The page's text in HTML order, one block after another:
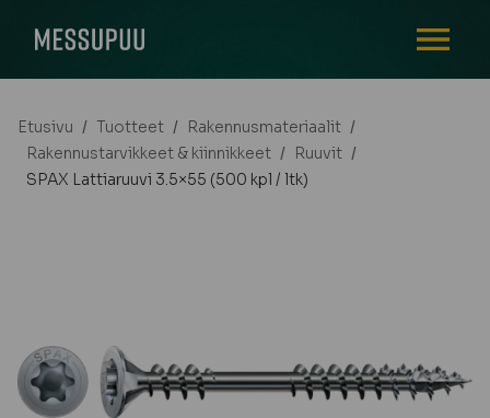
Etusivu / Tuotteet / Rakennusmateriaalit /
Rakennustarvikkeet & kiinnikkeet / Ruuvit /
SPAX Lattiaruuvi 3.5×55 (500 kpl / ltk)